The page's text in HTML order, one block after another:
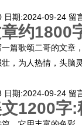
日期:2024-09-24 留
约1800
篇歌颂二哥的文章
，为人热情，头脑
日期:2024-09-24 留
1200字: